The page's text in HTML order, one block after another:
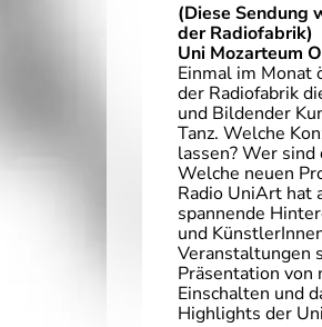
(Diese Sendung
der Radiofabrik)
Uni Mozarteum
Einmal im Monat
der Radiofabrik
und Bildender
Tanz. Welche
lassen? Wer
Welche neuen
Radio UniArt hat
spannende
und
Veranstaltungen
Präsentation von
Einschalten und
Highlights der